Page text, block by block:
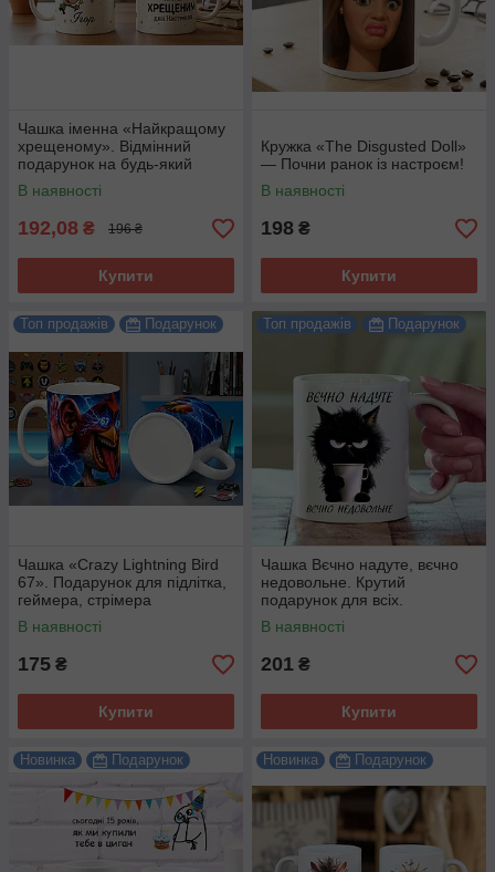
Чашка іменна «Найкращому
хрещеному». Відмінний
подарунок на будь-який
привід.
В наявності
192,08 ₴ 196 ₴
Купити
Кружка «The Disgusted Doll»
— Почни ранок із настроєм!
В наявності
198 ₴
Купити
Топ продажів Подарунок
Чашка «Crazy Lightning Bird
67». Подарунок для підлітка,
геймера, стрімера
В наявності
175 ₴
Купити
Топ продажів Подарунок
Чашка Вєчно надуте, вєчно
недовольне. Крутий
подарунок для всіх.
В наявності
201 ₴
Купити
Новинка Подарунок Новинка Подарунок